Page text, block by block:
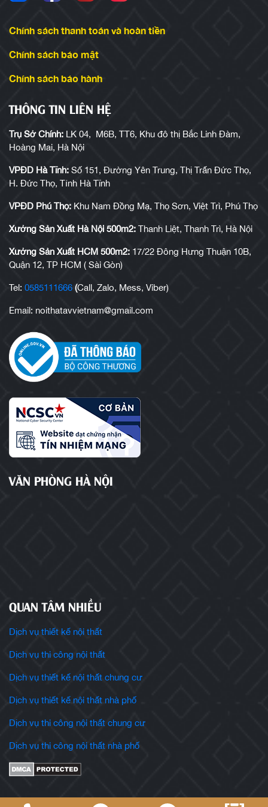
Chính sách thanh toán và hoàn tiền
Chính sách bảo mật
Chính sách bảo hành
THÔNG TIN LIÊN HỆ
Trụ Sở Chính: LK 04, M6B, TT6, Khu đô thị Bắc Linh Đàm,
Hoàng Mai, Hà Nội
VPĐD Hà Tĩnh: Số 151, Đường Yên Trung, Thị Trấn Đức Thọ,
H. Đức Thọ, Tỉnh Hà Tĩnh
VPĐD Phú Thọ: Khu Nam Đồng Mạ, Thọ Sơn, Việt Trì, Phú Thọ
Xưởng Sản Xuất Hà Nội 500m2: Thanh Liệt, Thanh Trì, Hà Nội
Xưởng Sản Xuất HCM 500m2: 17/22 Đông Hưng Thuận 10B,
Quận 12, TP HCM ( Sài Gòn)
Tel: 0585111666 (Call, Zalo, Mess, Viber)
Email: noithatavvietnam@gmail.com
VĂN PHÒNG HÀ NỘI
QUAN TÂM NHIỀU
Dịch vụ thiết kế nội thất
Dịch vụ thi công nội thất
Dịch vụ thiết kế nội thất chung cư
Dịch vụ thiết kế nội thất nhà phố
Dịch vụ thi công nội thất chung cư
Dịch vụ thi công nội thất nhà phố